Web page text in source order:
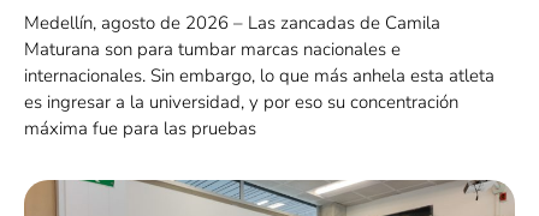
Medellín, agosto de 2026 – Las zancadas de Camila
Maturana son para tumbar marcas nacionales e
internacionales. Sin embargo, lo que más anhela esta atleta
es ingresar a la universidad, y por eso su concentración
máxima fue para las pruebas